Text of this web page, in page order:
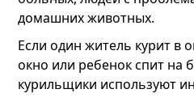
домашних животных.
Если один житель курит в
окно или ребенок спит на
курильщики используют